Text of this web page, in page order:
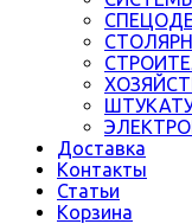
Доставка
Контакты
Статьи
Корзина